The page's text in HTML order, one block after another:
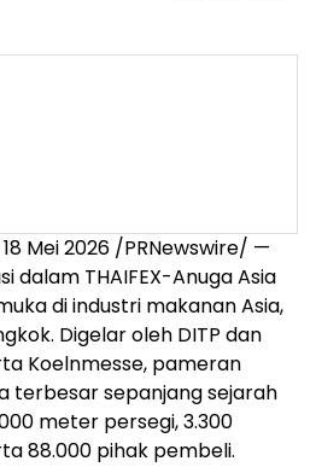
18 Mei 2026 /PRNewswire/ —
dalam THAIFEX-Anuga Asia
di industri makanan Asia,
Digelar oleh DITP dan
Koelnmesse, pameran
terbesar sepanjang sejarah
meter persegi, 3.300
88.000 pihak pembeli.